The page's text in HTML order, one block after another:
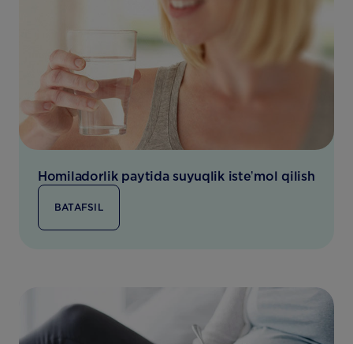
Homiladorlik paytida suyuqlik isteʼmol qilish
BATAFSIL